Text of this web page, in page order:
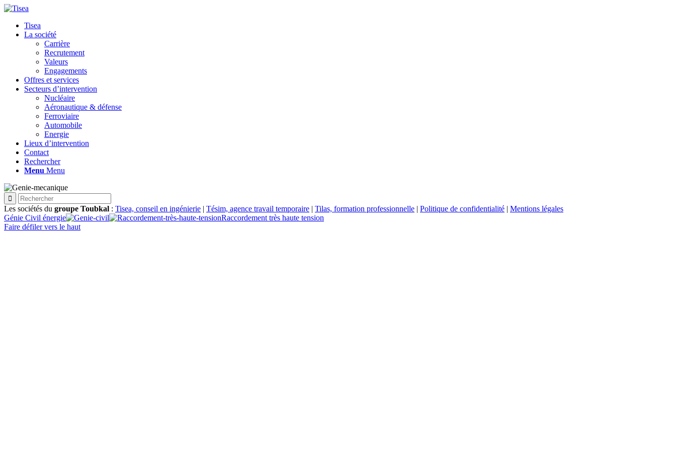
Tisea
La société
Carrière
Recrutement
Valeurs
Engagements
Offres et services
Secteurs d’intervention
Nucléaire
Aéronautique & défense
Ferroviaire
Automobile
Energie
Lieux d’intervention
Contact
Rechercher
Menu Menu
Les sociétés du groupe Toubkal : Tisea, conseil en ingénierie | Tésim, agence travail temporaire | Tilas, formation professionnelle | Politique de confidentialité | Mentions légales
Génie Civil énergie
Raccordement très haute tension
Faire défiler vers le haut